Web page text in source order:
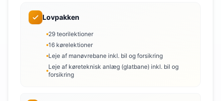
Lovpakken
29 teorilektioner
16 kørelektioner
Leje af manøvrebane inkl. bil og forsikring
Leje af køreteknisk anlæg (glatbane) inkl. bil og
forsikring